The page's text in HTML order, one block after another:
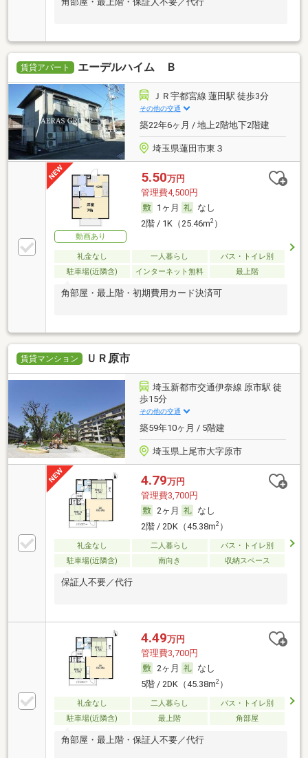
賃貸アパート エーデルハイム Ｂ
ＪＲ宇都宮線 蓮田駅 徒歩3分
その他の交通
築22年6ヶ月 / 地上2階地下2階建
埼玉県蓮田市東３
動画あり
5.50万円
管理費4,500円
1ヶ月
なし
2階 / 1K（25.46m2）
礼金なし 一人暮らし
バス・トイレ別
駐車場(近隣含)
インターネット無料 最上階
角部屋・最上階・初期費用カード決済可
賃貸マンション ＵＲ原市
埼玉新都市交通伊奈線 原市駅 徒
歩15分
その他の交通
築59年10ヶ月 / 5階建
埼玉県上尾市大字原市
4.79万円
管理費3,700円
2ヶ月
なし
2階 / 2DK（45.38m2）
礼金なし 二人暮らし
バス・トイレ別
駐車場(近隣含)
南向き 収納スペース
保証人不要／代行
4.49万円
管理費3,700円
2ヶ月
なし
5階 / 2DK（45.38m2）
礼金なし 二人暮らし
バス・トイレ別
駐車場(近隣含)
最上階 角部屋
角部屋・最上階・保証人不要／代行